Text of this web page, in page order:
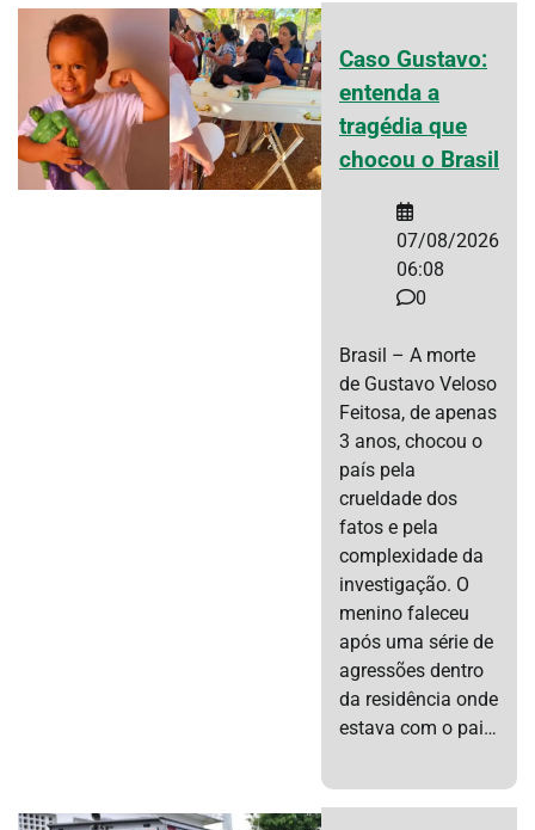
Caso Gustavo:
entenda a
tragédia que
chocou o Brasil
07/08/2026
06:08
0
Brasil – A morte
de Gustavo Veloso
Feitosa, de apenas
3 anos, chocou o
país pela
crueldade dos
fatos e pela
complexidade da
investigação. O
menino faleceu
após uma série de
agressões dentro
da residência onde
estava com o pai…